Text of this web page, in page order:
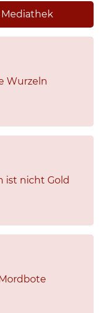
Mediathek
Wurzeln
ist nicht Gold